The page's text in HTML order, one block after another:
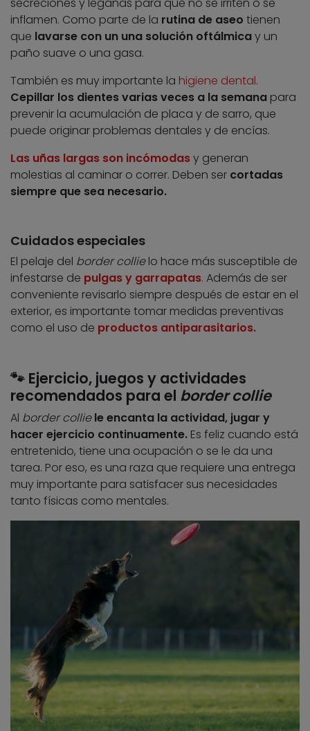
inflamen. Como parte de la rutina de aseo tienen
que lavarse con un una solución oftálmicay un
paño suave o una gasa.
También es muy importante la higiene dental.
Cepillar los dientes varias veces a la semana para
prevenir la acumulación de placa y de sarro, que
puede originar problemas dentales y de encías.
Las uñas largas son incómodasy generan
molestias al caminar o correr. Deben ser cortadas
siempre que sea necesario.
Cuidados especiales
El pelaje del border collielo hace más susceptible de
infestarse de pulgas y garrapatas. Además de ser
conveniente revisarlo siempre después de estar en el
exterior, es importante tomar medidas preventivas
como el uso de productos antiparasitarios.
🐾 Ejercicio, juegos y actividades
recomendados para el border collie
Al border collie le encanta la actividad, jugar y
hacer ejercicio continuamente. Es feliz cuando está
entretenido, tiene una ocupación o se le da una
tarea. Por eso, es una raza que requiere una entrega
muy importante para satisfacer sus necesidades
tanto físicas como mentales.